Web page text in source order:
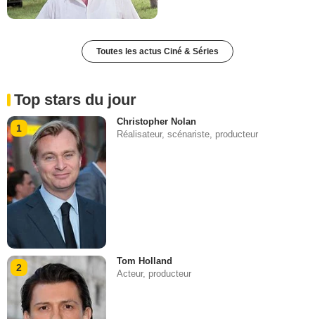
Toutes les actus Ciné & Séries
Top stars du jour
1
Christopher Nolan
Réalisateur, scénariste, producteur
2
Tom Holland
Acteur, producteur